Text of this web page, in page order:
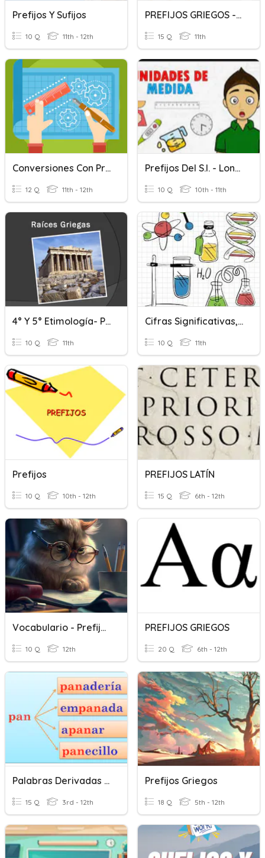
Prefijos Y Sufijos
10 Q 11th - 12th
PREFIJOS GRIEGOS - LATINOS Y SUFIJOS
15 Q 11th
Conversiones Con Prefijos Y Notación Científica
12 Q 11th - 12th
Prefijos Del S.I. - Longitud - Masa - Tiempo
10 Q 10th - 11th
4° Y 5° Etimología- Prefijos Y Sufijos
10 Q 11th
Cifras Significativas, Prefijos Del SI Y Notación Científica
10 Q 11th
Prefijos
10 Q 10th - 12th
PREFIJOS LATÍN
15 Q 6th - 12th
Vocabulario - Prefijos
10 Q 12th
PREFIJOS GRIEGOS
20 Q 6th - 12th
Palabras Derivadas - Prefijos / Signos De Puntuación
15 Q 3rd - 12th
Prefijos Griegos
18 Q 5th - 12th